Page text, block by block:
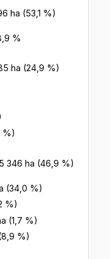
ha (53,1 %)
%
ha (24,9 %)
%)
346 ha (46,9 %)
(34,0 %)
%)
(1,7 %)
%)